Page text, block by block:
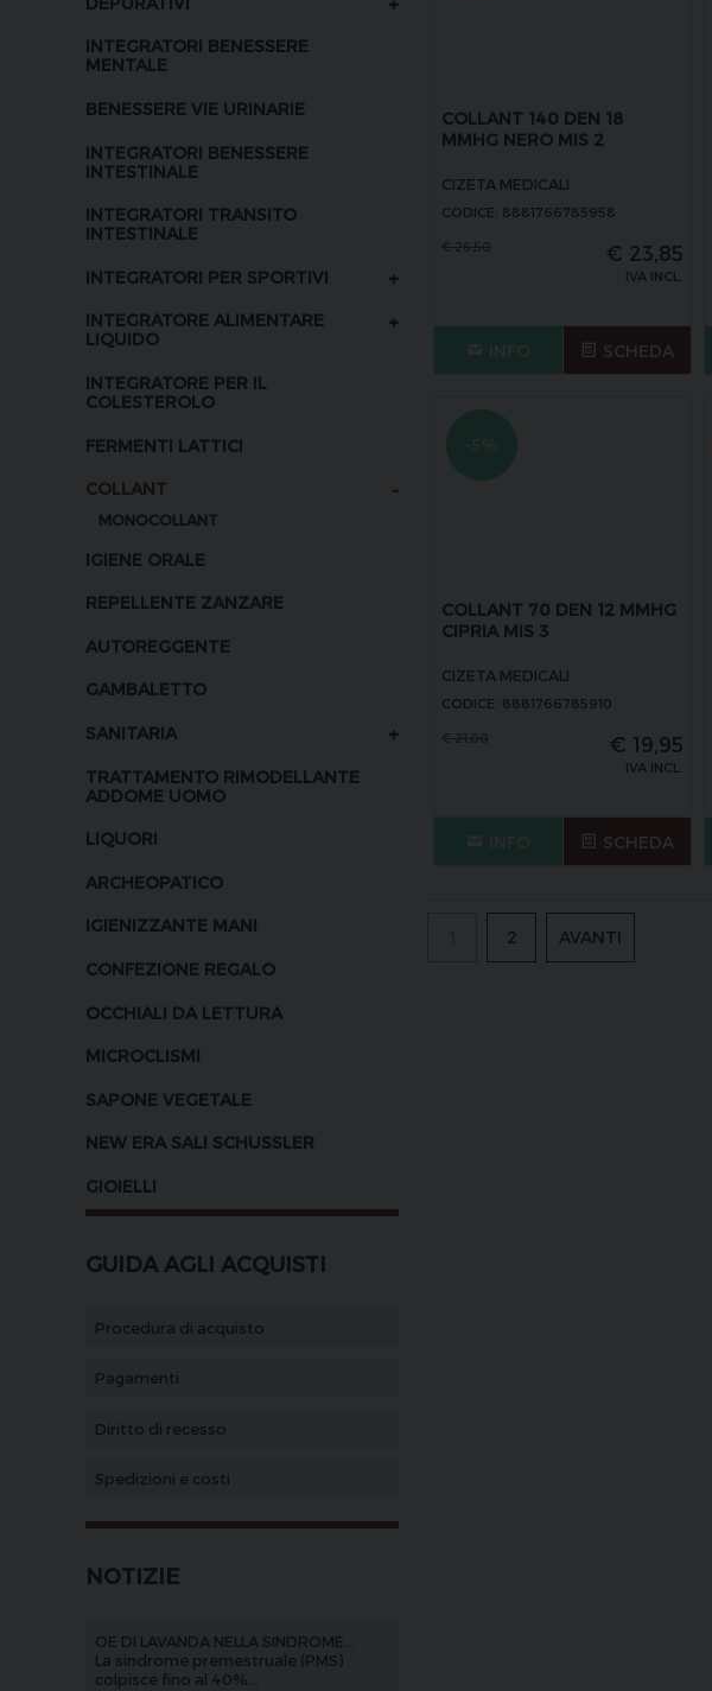
INTEGRATORI BENESSERE
MENTALE
BENESSERE VIE URINARIE
INTEGRATORI BENESSERE
INTESTINALE
INTEGRATORI TRANSITO
INTESTINALE
INTEGRATORI PER SPORTIVI +
INTEGRATORE ALIMENTARE
LIQUIDO
+
INTEGRATORE PER IL
COLESTEROLO
FERMENTI LATTICI
COLLANT -
MONOCOLLANT
IGIENE ORALE
REPELLENTE ZANZARE
AUTOREGGENTE
GAMBALETTO
SANITARIA +
TRATTAMENTO RIMODELLANTE
ADDOME UOMO
LIQUORI
ARCHEOPATICO
IGIENIZZANTE MANI
CONFEZIONE REGALO
OCCHIALI DA LETTURA
MICROCLISMI
SAPONE VEGETALE
NEW ERA SALI SCHUSSLER
GIOIELLI
GUIDA AGLI ACQUISTI
Procedura di acquisto
Pagamenti
Diritto di recesso
Spedizioni e costi
NOTIZIE
OE DI LAVANDA NELLA SINDROME...
La sindrome premestruale (PMS)
colpisce fino al 40%...
COLLANT 140 DEN 18
MMHG NERO MIS 2
CIZETA MEDICALI
CODICE: 8881766785958
€ 23,85
IVA INCL.
SCHEDA
COLLANT 70 DEN 12 MMHG
CIPRIA MIS 3
CIZETA MEDICALI
CODICE: 8881766785910
€ 19,95
IVA INCL.
SCHEDA
2 AVANTI